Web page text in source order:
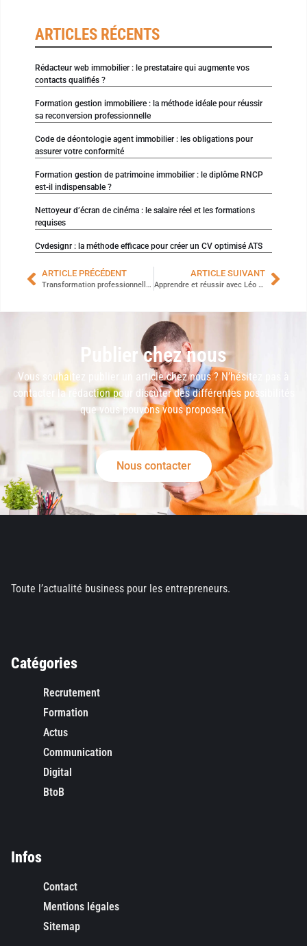
ARTICLES RÉCENTS
Rédacteur web immobilier : le prestataire qui augmente vos
contacts qualifiés ?
Formation gestion immobiliere : la méthode idéale pour réussir
sa reconversion professionnelle
Code de déontologie agent immobilier : les obligations pour
assurer votre conformité
Formation gestion de patrimoine immobilier : le diplôme RNCP
est-il indispensable ?
Nettoyeur d’écran de cinéma : le salaire réel et les formations
requises
Cvdesignr : la méthode efficace pour créer un CV optimisé ATS
ARTICLE PRÉCÉDENT
Transformation professionnelle : pourquoi adopter un formationneur maintenant ?
ARTICLE SUIVANT
Apprendre et réussir avec Léo Picardie : l’outil incontournable pour votre formation
Publier chez nous
Vous souhaitez publier un article chez nous ? N’hésitez pas à
contacter la rédaction pour discuter des différentes possibilités
que vous pouvons vous proposer.
Nous contacter
Toute l’actualité business pour les entrepreneurs.
Catégories
Recrutement
Formation
Actus
Communication
Digital
BtoB
Infos
Contact
Mentions légales
Sitemap